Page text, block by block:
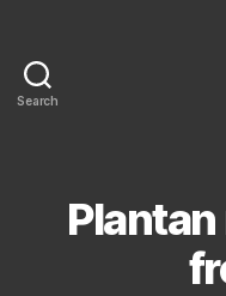
Search